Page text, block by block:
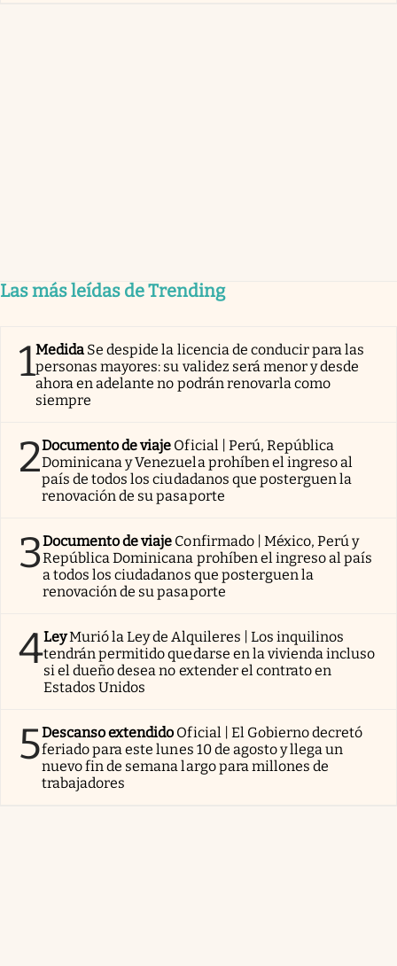
Las más leídas de Trending
1Medida Se despide la licencia de conducir para las
personas mayores: su validez será menor y desde
ahora en adelante no podrán renovarla como
siempre
2Documento de viaje Oficial | Perú, República
Dominicana y Venezuela prohíben el ingreso al
país de todos los ciudadanos que posterguen la
renovación de su pasaporte
3Documento de viaje Confirmado | México, Perú y
República Dominicana prohíben el ingreso al país
a todos los ciudadanos que posterguen la
renovación de su pasaporte
4LeyMurió la Ley de Alquileres | Los inquilinos
tendrán permitido quedarse en la vivienda incluso
si el dueño desea no extender el contrato en
Estados Unidos
5Descanso extendido Oficial | El Gobierno decretó
feriado para este lunes 10 de agosto y llega un
nuevo fin de semana largo para millones de
trabajadores